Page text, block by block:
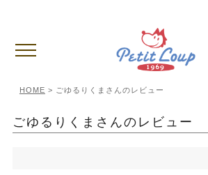
HOME ごゆるりくまさんのレビュー
ごゆるりくまさんのレビュー